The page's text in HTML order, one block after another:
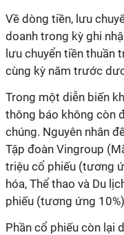
Về dòng tiền, lưu
doanh trong kỳ ghi
lưu chuyển tiền thuần
cùng kỳ năm trước
Trong một diễn biến
thông báo không còn
chúng. Nguyên nhân
Tập đoàn Vingroup
triệu cổ phiếu (tương
hóa, Thể thao và Du
phiếu (tương ứng
Phần cổ phiếu còn lại